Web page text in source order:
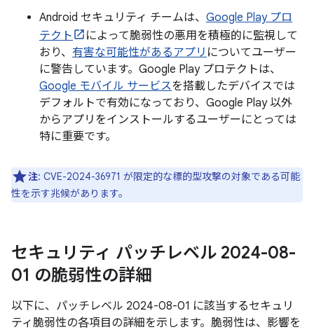
Android セキュリティ チームは、 Google Play プロ
テクト
によって脆弱性の悪用を積極的に監視して
おり、 有害な可能性があるアプリ についてユーザー
に警告しています。Google Play プロテクトは、
Google モバイル サービスを搭載したデバイスでは
デフォルトで有効になっており、Google Play 以外
からアプリをインストールするユーザーにとっては
特に重要です。
注: CVE-2024-36971 が限定的な標的型攻撃の対象である可能
性を示す兆候があります。
セキュリティ パッチレベル 2024-08-
01 の脆弱性の詳細
以下に、パッチレベル 2024-08-01 に該当するセキュリ
ティ脆弱性の各項目の詳細を示します。脆弱性は、影響を